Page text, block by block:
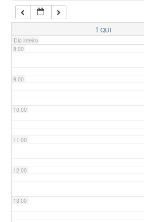
1 QUI
Dia inteiro
7:00
8:00
9:00
10:00
11:00
12:00
13:00